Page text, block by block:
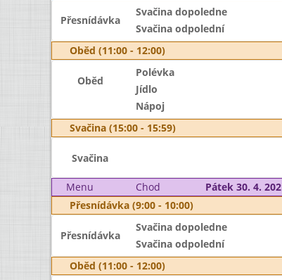
Přesnídávka
Svačina dopoledne
Svačina odpolední
Oběd (11:00 - 12:00)
Oběd
Polévka
Jídlo
Nápoj
Svačina (15:00 - 15:59)
Svačina
Menu Chod Pátek 30. 4.
Přesnídávka (9:00 - 10:00)
Přesnídávka
Svačina dopoledne
Svačina odpolední
Oběd (11:00 - 12:00)